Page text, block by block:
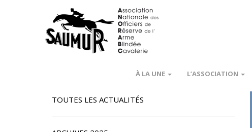
À LA UNE L’ASSOCIATION
TOUTES LES ACTUALITÉS